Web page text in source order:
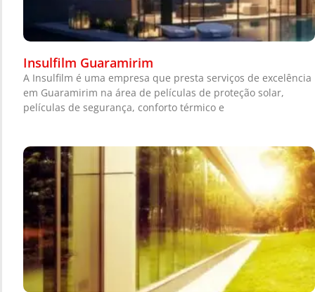
Insulfilm Guaramirim
A Insulfilm é uma empresa que presta serviços de excelência
em Guaramirim na área de películas de proteção solar,
películas de segurança, conforto térmico e